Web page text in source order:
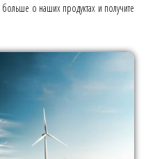
о наших продуктах и получите